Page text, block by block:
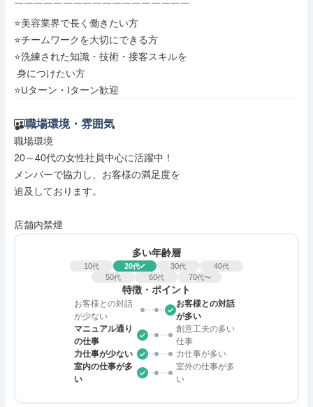
￣￣￣￣￣￣￣￣￣￣￣￣￣￣￣￣￣￣
⭐美容業界で長く働きたい方
⭐チームワークを大切にできる方
⭐洗練された知識・技術・接客スキルを
⭐Uターン・Iターン歓迎
職場環境・雰囲気
職場環境
20～40代の女性社員中心に活躍中！
メンバーで協力し、お客様の満足度を
追及しております。
店舗内禁煙
多い年齢層
10代 20代 30代 40代
50代 60代 70代〜
特徴・ポイント
お客様との対話
が少ない
お客様との対話
が多い
マニュアル通り
の仕事
創意工夫の多い
仕事
力仕事が少ない
力仕事が多い
室内の仕事が多
い
室外の仕事が多
い